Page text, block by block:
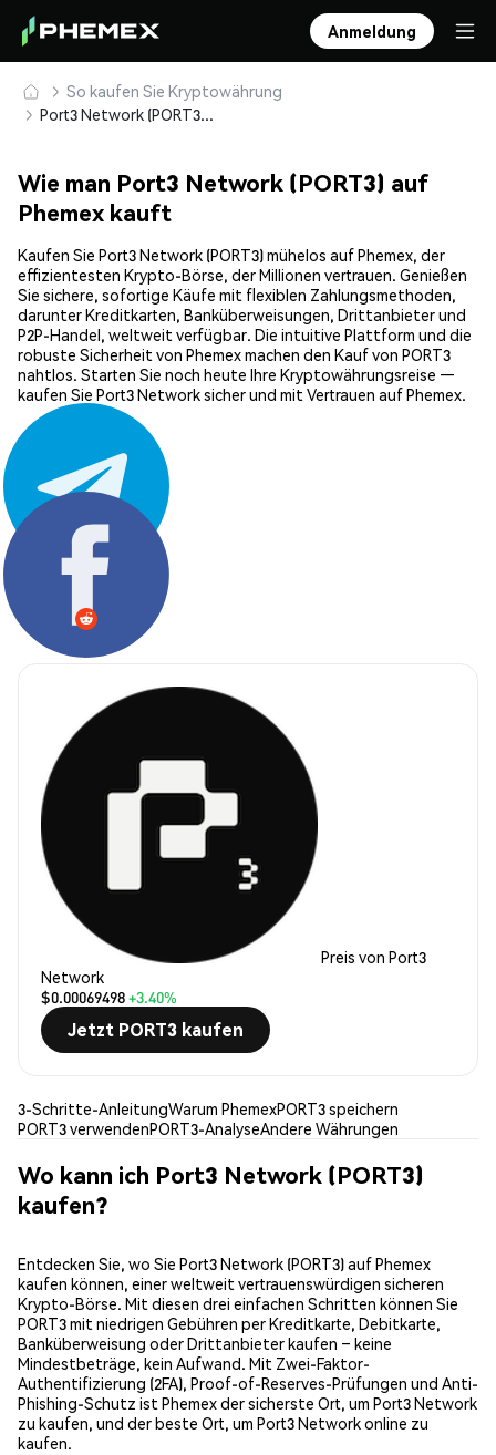
Anmeldung
So kaufen Sie Kryptowährung
Port3 Network (PORT3) sicher kaufen und speichern
Wie man Port3 Network (PORT3) auf
Phemex kauft
Kaufen Sie Port3 Network (PORT3) mühelos auf Phemex, der
effizientesten Krypto-Börse, der Millionen vertrauen. Genießen
Sie sichere, sofortige Käufe mit flexiblen Zahlungsmethoden,
darunter Kreditkarten, Banküberweisungen, Drittanbieter und
P2P-Handel, weltweit verfügbar. Die intuitive Plattform und die
robuste Sicherheit von Phemex machen den Kauf von PORT3
nahtlos. Starten Sie noch heute Ihre Kryptowährungsreise —
kaufen Sie Port3 Network sicher und mit Vertrauen auf Phemex.
Teilen:
Preis von Port3
Network
$0.00069498+3.40%
Jetzt PORT3 kaufen
3-Schritte-AnleitungWarum PhemexPORT3 speichern
PORT3 verwendenPORT3-AnalyseAndere Währungen
Wo kann ich Port3 Network (PORT3)
kaufen?
Entdecken Sie, wo Sie Port3 Network (PORT3) auf Phemex
kaufen können, einer weltweit vertrauenswürdigen sicheren
Krypto-Börse. Mit diesen drei einfachen Schritten können Sie
PORT3 mit niedrigen Gebühren per Kreditkarte, Debitkarte,
Banküberweisung oder Drittanbieter kaufen – keine
Mindestbeträge, kein Aufwand. Mit Zwei-Faktor-
Authentifizierung (2FA), Proof-of-Reserves-Prüfungen und Anti-
Phishing-Schutz ist Phemex der sicherste Ort, um Port3 Network
zu kaufen, und der beste Ort, um Port3 Network online zu
kaufen.